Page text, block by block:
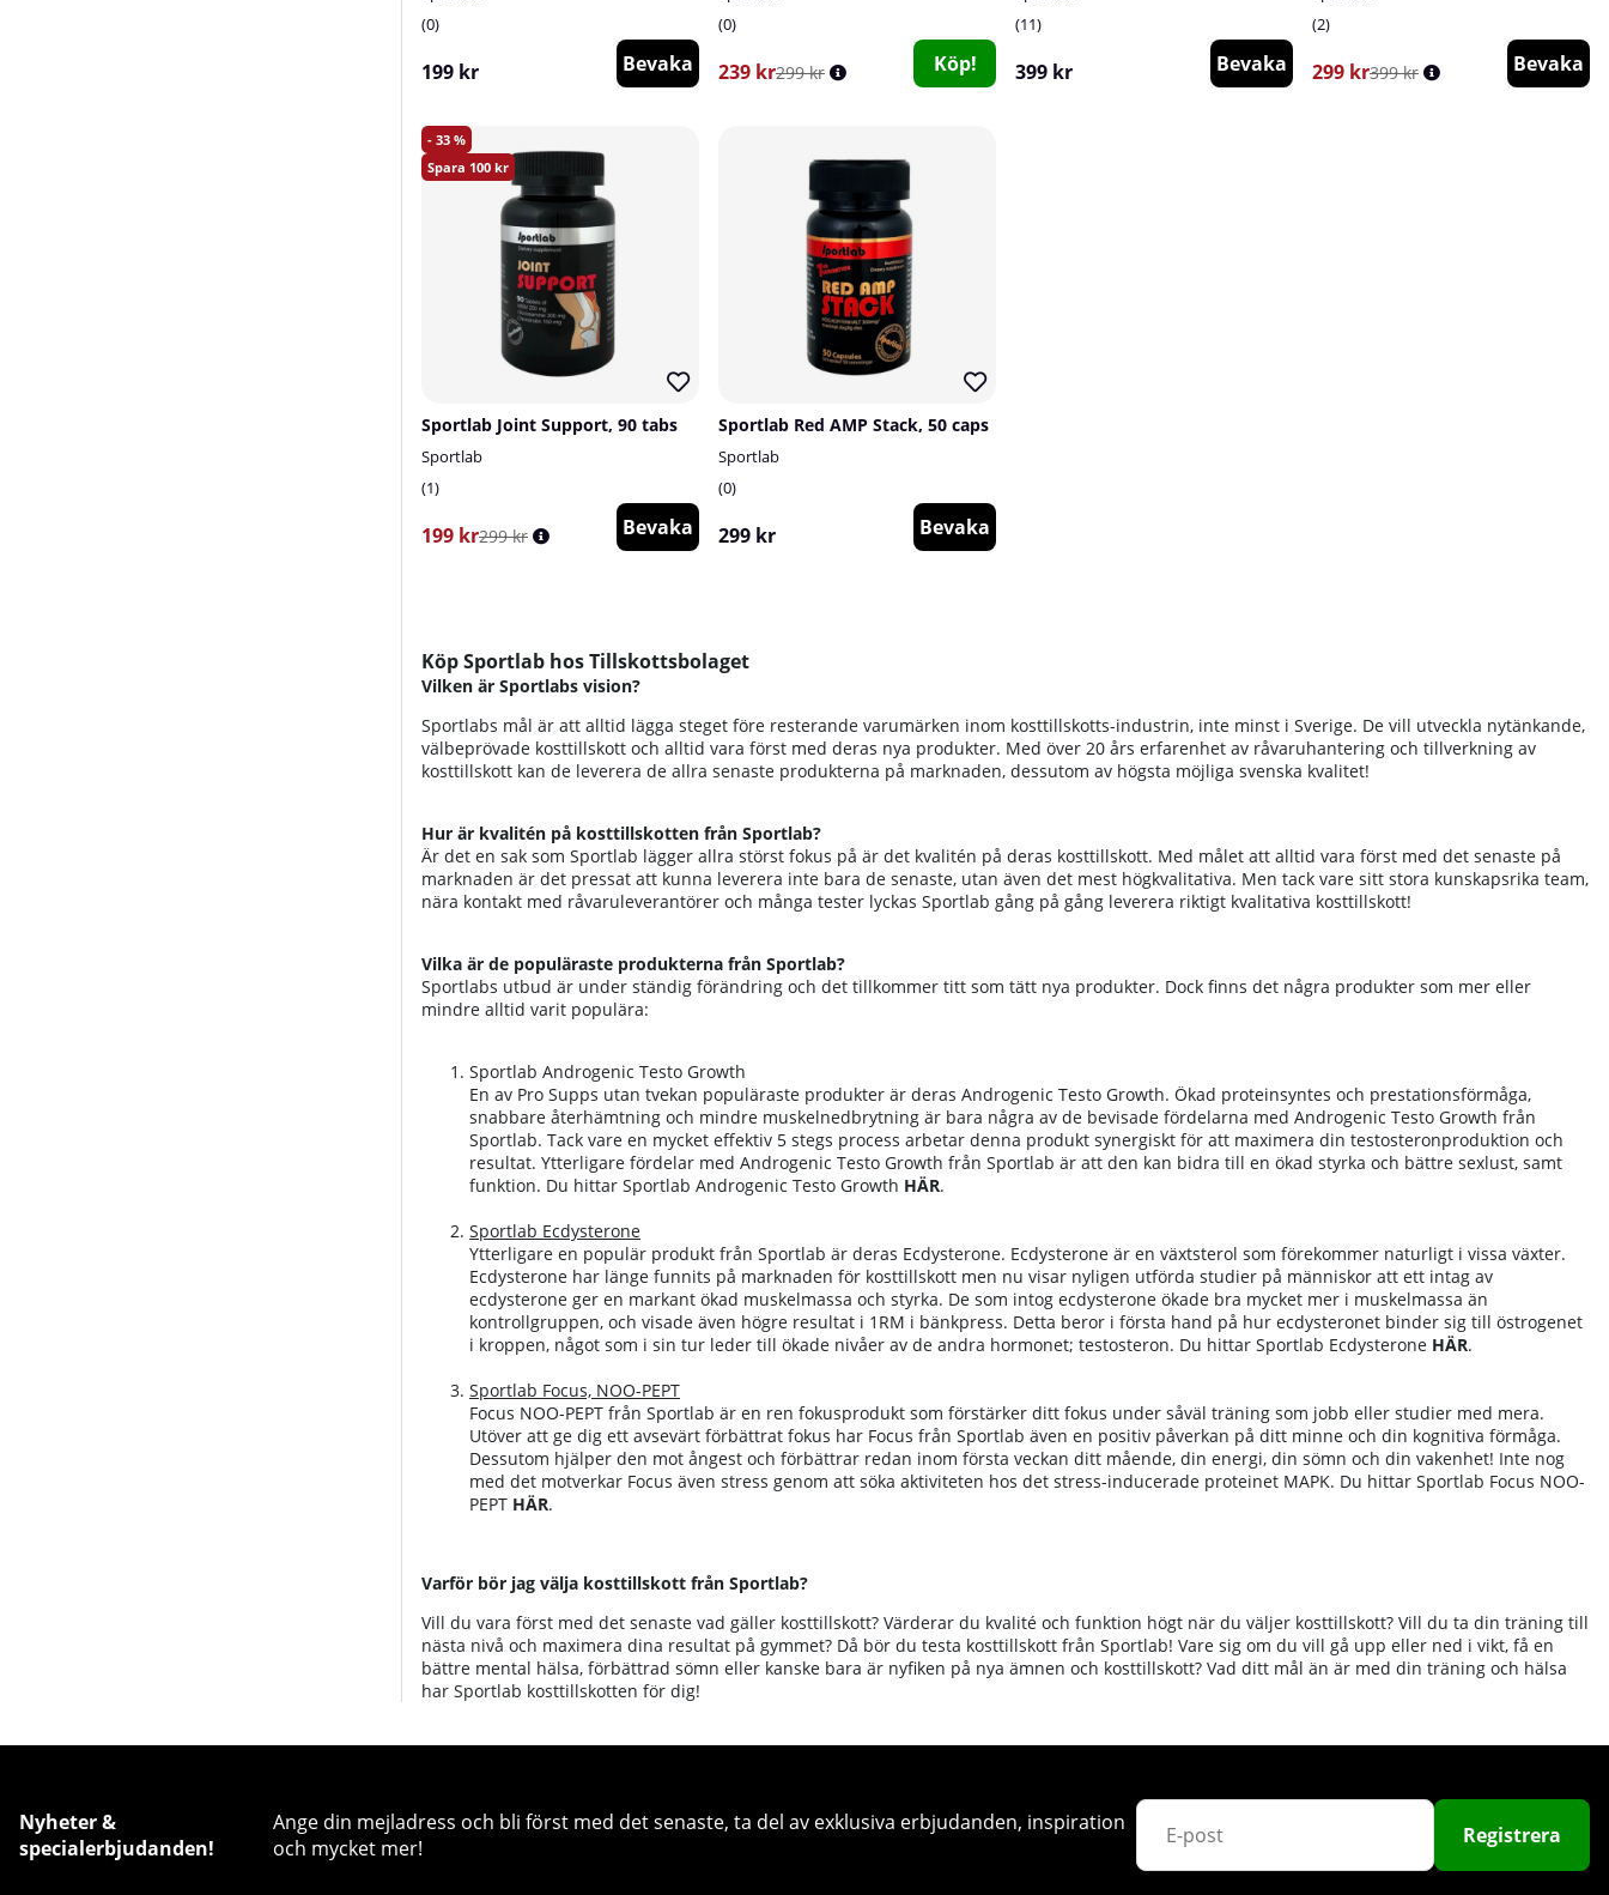
0
199 kr Bevaka
0
239 kr299 kr Köp!
11
399 kr Bevaka
2
299 kr399 kr Bevaka
33
100
Sportlab Joint Support, 90 tabs
Sportlab
1
199 kr299 kr Bevaka
Sportlab Red AMP Stack, 50 caps
Sportlab
0
299 kr Bevaka
Köp Sportlab hos Tillskottsbolaget
Vilken är Sportlabs vision?
Sportlabs mål är att alltid lägga steget före resterande varumärken inom kosttillskotts-industrin, inte minst i Sverige. De vill utveckla nytänkande,
välbeprövade kosttillskott och alltid vara först med deras nya produkter. Med över 20 års erfarenhet av råvaruhantering och tillverkning av
kosttillskott kan de leverera de allra senaste produkterna på marknaden, dessutom av högsta möjliga svenska kvalitet!
Hur är kvalitén på kosttillskotten från Sportlab?
Är det en sak som Sportlab lägger allra störst fokus på är det kvalitén på deras kosttillskott. Med målet att alltid vara först med det senaste på
marknaden är det pressat att kunna leverera inte bara de senaste, utan även det mest högkvalitativa. Men tack vare sitt stora kunskapsrika team,
nära kontakt med råvaruleverantörer och många tester lyckas Sportlab gång på gång leverera riktigt kvalitativa kosttillskott!
Vilka är de populäraste produkterna från Sportlab?
Sportlabs utbud är under ständig förändring och det tillkommer titt som tätt nya produkter. Dock finns det några produkter som mer eller
mindre alltid varit populära:
Sportlab Androgenic Testo Growth
En av Pro Supps utan tvekan populäraste produkter är deras Androgenic Testo Growth. Ökad proteinsyntes och prestationsförmåga,
snabbare återhämtning och mindre muskelnedbrytning är bara några av de bevisade fördelarna med Androgenic Testo Growth från
Sportlab. Tack vare en mycket effektiv 5 stegs process arbetar denna produkt synergiskt för att maximera din testosteronproduktion och
resultat. Ytterligare fördelar med Androgenic Testo Growth från Sportlab är att den kan bidra till en ökad styrka och bättre sexlust, samt
funktion. Du hittar Sportlab Androgenic Testo Growth HÄR.
Sportlab Ecdysterone
Ytterligare en populär produkt från Sportlab är deras Ecdysterone. Ecdysterone är en växtsterol som förekommer naturligt i vissa växter.
Ecdysterone har länge funnits på marknaden för kosttillskott men nu visar nyligen utförda studier på människor att ett intag av
ecdysterone ger en markant ökad muskelmassa och styrka. De som intog ecdysterone ökade bra mycket mer i muskelmassa än
kontrollgruppen, och visade även högre resultat i 1RM i bänkpress. Detta beror i första hand på hur ecdysteronet binder sig till östrogenet
i kroppen, något som i sin tur leder till ökade nivåer av de andra hormonet; testosteron. Du hittar Sportlab Ecdysterone HÄR.
Sportlab Focus, NOO-PEPT
Focus NOO-PEPT från Sportlab är en ren fokusprodukt som förstärker ditt fokus under såväl träning som jobb eller studier med mera.
Utöver att ge dig ett avsevärt förbättrat fokus har Focus från Sportlab även en positiv påverkan på ditt minne och din kognitiva förmåga.
Dessutom hjälper den mot ångest och förbättrar redan inom första veckan ditt mående, din energi, din sömn och din vakenhet! Inte nog
med det motverkar Focus även stress genom att söka aktiviteten hos det stress-inducerade proteinet MAPK. Du hittar Sportlab Focus NOO-
PEPT HÄR.
Varför bör jag välja kosttillskott från Sportlab?
Vill du vara först med det senaste vad gäller kosttillskott? Värderar du kvalité och funktion högt när du väljer kosttillskott? Vill du ta din träning till
nästa nivå och maximera dina resultat på gymmet? Då bör du testa kosttillskott från Sportlab! Vare sig om du vill gå upp eller ned i vikt, få en
bättre mental hälsa, förbättrad sömn eller kanske bara är nyfiken på nya ämnen och kosttillskott? Vad ditt mål än är med din träning och hälsa
har Sportlab kosttillskotten för dig!
Nyheter &
specialerbjudanden!
Ange din mejladress och bli först med det senaste, ta del av exklusiva erbjudanden, inspiration
och mycket mer!
Registrera